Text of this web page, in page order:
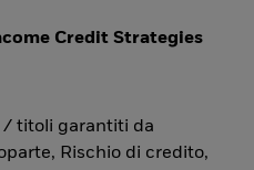
Credit Strategies
/ titoli garantiti da
Rischio di credito,